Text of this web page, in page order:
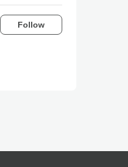
Follow